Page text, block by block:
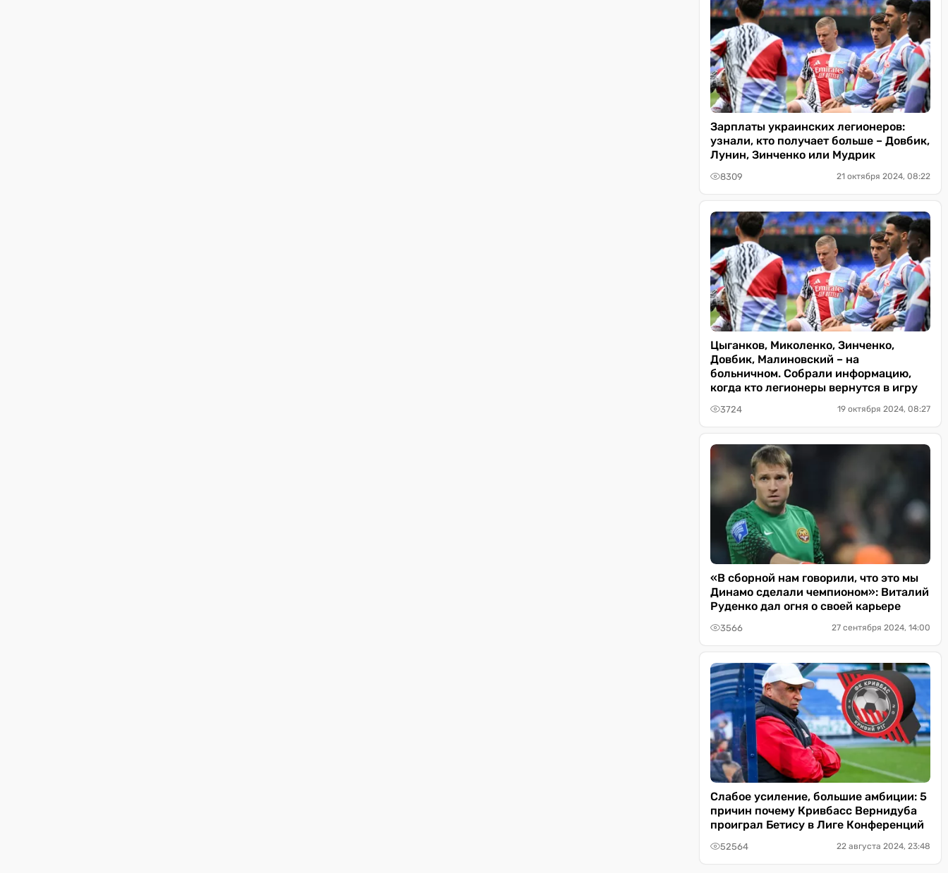
Зарплаты украинских легионеров:
узнали, кто получает больше – Довбик,
Лунин, Зинченко или Мудрик
8309 21 октября 2024, 08:22
Цыганков, Миколенко, Зинченко,
Довбик, Малиновский – на
больничном. Собрали информацию,
когда кто легионеры вернутся в игру
3724 19 октября 2024, 08:27
«В сборной нам говорили, что это мы
Динамо сделали чемпионом»: Виталий
Руденко дал огня о своей карьере
3566 27 сентября 2024, 14:00
Слабое усиление, большие амбиции: 5
причин почему Кривбасс Вернидуба
проиграл Бетису в Лиге Конференций
52564 22 августа 2024, 23:48